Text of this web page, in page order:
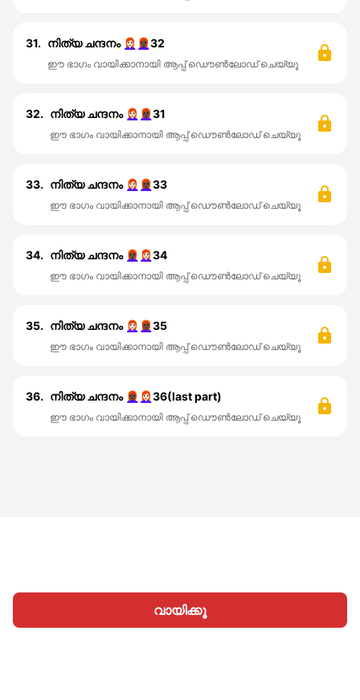
വായിക്കൂ
31. നിത്യ ചന്ദനം 👩🏻‍🦰👩🏿‍🦰32
ഈ ഭാഗം വായിക്കാനായി ആപ്പ് ഡൌൺലോഡ് ചെയ്യൂ
32. നിത്യ ചന്ദനം 👩🏻‍🦰👩🏿‍🦰31
ഈ ഭാഗം വായിക്കാനായി ആപ്പ് ഡൌൺലോഡ് ചെയ്യൂ
33. നിത്യ ചന്ദനം 👩🏻‍🦰👩🏿‍🦰33
ഈ ഭാഗം വായിക്കാനായി ആപ്പ് ഡൌൺലോഡ് ചെയ്യൂ
34. നിത്യ ചന്ദനം 👩🏿‍🦰👩🏻‍🦰34
ഈ ഭാഗം വായിക്കാനായി ആപ്പ് ഡൌൺലോഡ് ചെയ്യൂ
35. നിത്യ ചന്ദനം 👩🏻‍🦰👩🏿‍🦰35
ഈ ഭാഗം വായിക്കാനായി ആപ്പ് ഡൌൺലോഡ് ചെയ്യൂ
36. നിത്യ ചന്ദനം 👩🏿‍🦰👩🏻‍🦰36(last part)
ഈ ഭാഗം വായിക്കാനായി ആപ്പ് ഡൌൺലോഡ് ചെയ്യൂ
ഹോം വിഭാഗങ്ങള്‍ എഴുതൂ ലേഖനങ്ങൾ സൈനിന്‍